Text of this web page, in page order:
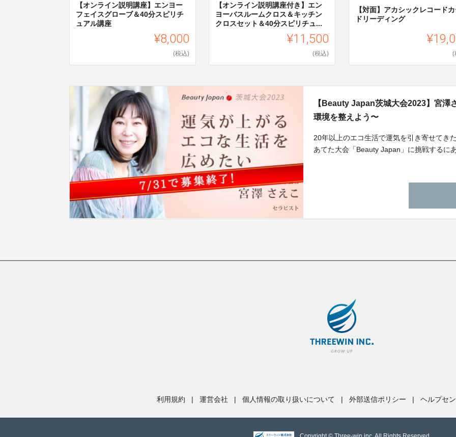
【オンライン説明講座】エンヨー
フェイスグローブ＆40分スピリチ
ュアル講座
¥8,000
(税込)
【オンライン説明講座付き】エン
ヨーバスルームクロス＆キッチン
クロスセット＆40分スピリチュ...
¥11,500
(税込)
【対面】アカシックレコード
ドリーディング
(
【Beauty Japan茨城大会2023】宮澤
環境を整えよう〜
20年以上のエコ生活で運気を引き寄せてき
あてた大会「Beauty Japan」に挑戦するに
利用規約 | 運営会社 | 個人情報の取り扱いについて | 外部送信ポリシー | ヘルプセ